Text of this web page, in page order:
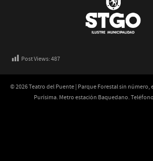
Post Views:487
© 2026 Teatro del Puente | Parque Forestal sin
Purísima. Metro estación Baquedano.